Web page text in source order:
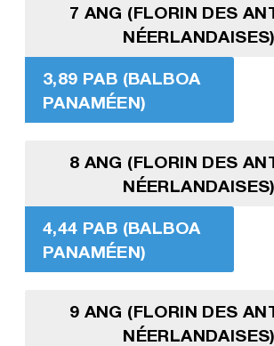
7 ANG (FLORIN DES
NÉERLANDAISES)
3,89 PAB (BALBOA
PANAMÉEN)
8 ANG (FLORIN DES
NÉERLANDAISES)
4,44 PAB (BALBOA
PANAMÉEN)
9 ANG (FLORIN DES
NÉERLANDAISES)